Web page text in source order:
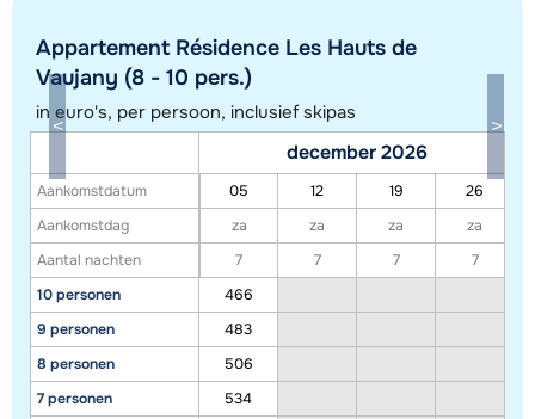
Bekijk kaart
Appartement Résidence Les Hauts de
Vaujany (8 - 10 pers.)
in euro's, per persoon, inclusief skipas
Aankomstdatum
Aankomstdag
Aantal nachten
10 personen
9 personen
8 personen
7 personen
december 2026
05 12 19
26
za
za za
za
7
7 7
7
466
483
506
534